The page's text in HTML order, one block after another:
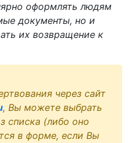
оформлять людям
документы, но и
их возвращение к
через сайт
, Вы можете выбрать
списка (либо оно
в форме, если Вы